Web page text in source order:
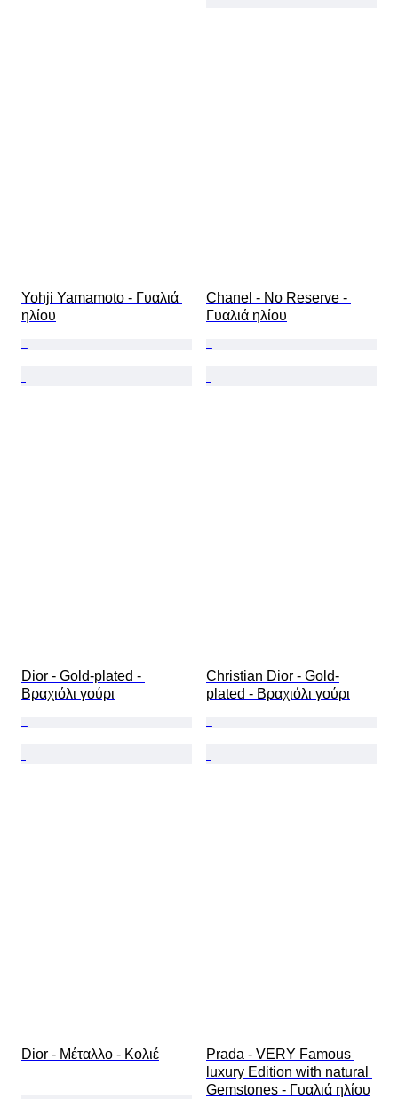
Yohji Yamamoto - Γυαλιά
ηλίου
Chanel - No Reserve -
Γυαλιά ηλίου
Dior - Gold-plated -
Βραχιόλι γούρι
Christian Dior - Gold-
plated - Βραχιόλι γούρι
Dior - Μέταλλο - Κολιέ
Prada - VERY Famous
luxury Edition with natural
Gemstones - Γυαλιά ηλίου